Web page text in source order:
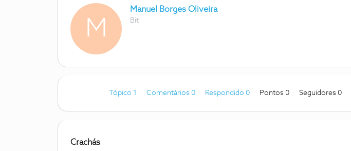
M
Manuel Borges Oliveira
Bit
Tópico 1 Comentários 0 Respondido 0 Pontos 0 Seguidores 0
Crachás